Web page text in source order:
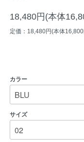
18,480円(本体
定価：18,480円(本体
カラー
サイズ